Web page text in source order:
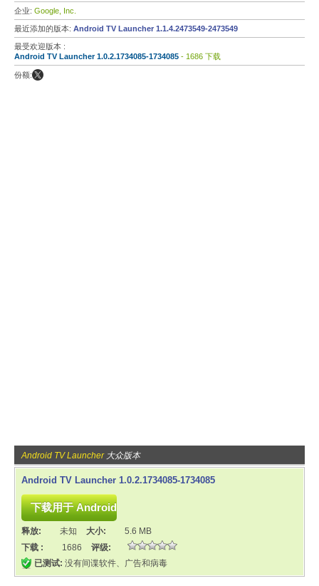
企业: Google, Inc.
最近添加的版本: Android TV Launcher 1.1.4.2473549-2473549
最受欢迎版本 :
Android TV Launcher 1.0.2.1734085-1734085 - 1686 下载
份额:
Android TV Launcher大众版本
Android TV Launcher 1.0.2.1734085-1734085
释放: 未知 大小:
5.6 MB
下载 :
1686
评级:
已测试: 没有间谍软件、广告和病毒